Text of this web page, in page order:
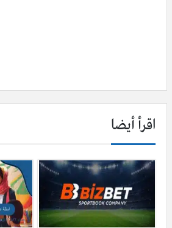
اقرأ أيضا